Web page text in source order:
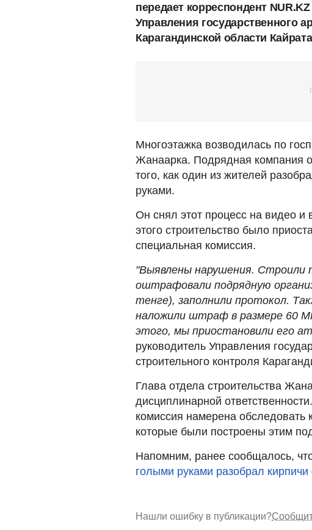
передает корреспондент
Управления государственного
Карагандинской области
Многоэтажка возводилась по
Жанаарка. Подрядная компания
того, как один из жителей
руками.
Он снял этот процесс на видео
этого строительство было
специальная комиссия.
"Выявлены нарушения.
оштрафовали подрядную
тенге), заполнили протокол.
наложили штраф в размере 60
этого, мы приостановили его
руководитель Управления
строительного контроля
Глава отдела строительства
дисциплинарной
комиссия намерена обследовать
которые были построены этим
Напомним, ранее сообщалось,
голыми руками разобрал кирпичи
Нашли ошибку в публикации?